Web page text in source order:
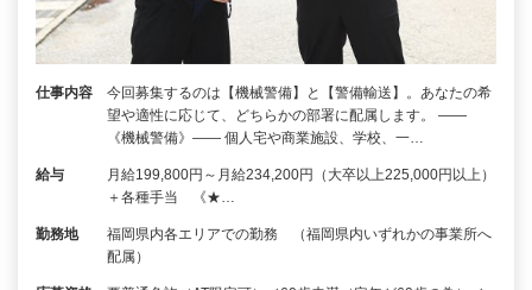
仕事内容
今回募集するのは【機械警備】と【警備輸送】。あなたの希
望や適性に応じて、どちらかの部署に配属します。 ――
《機械警備》―― 個人宅や商業施設、学校、一…
給与
月給199,800円～月給234,200円（大卒以上225,000円以上）
＋各種手当 《★…
勤務地
福岡県内各エリアでの勤務 （福岡県内いずれかの事業所へ
配属）